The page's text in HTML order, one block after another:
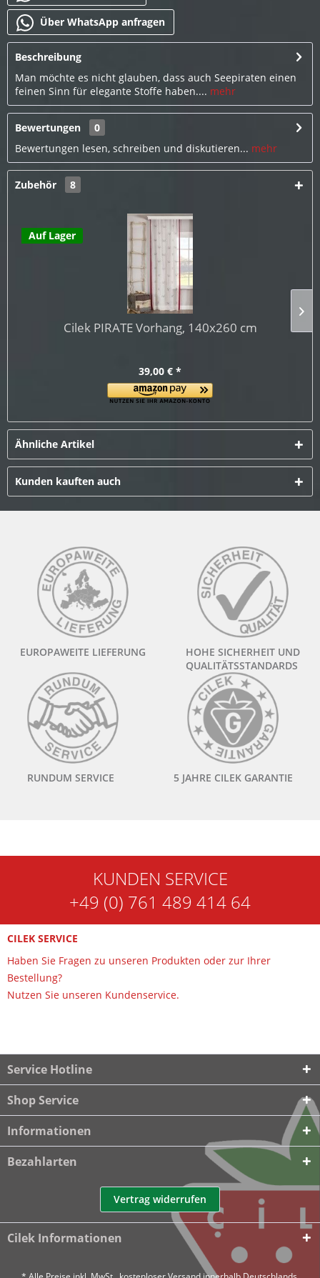
Über WhatsApp anfragen
Beschreibung
Man möchte es nicht glauben, dass auch Seepiraten einen
feinen Sinn für elegante Stoffe haben.... mehr
Bewertungen
0
Bewertungen lesen, schreiben und diskutieren... mehr
Zubehör 8
Auf Lager
Cilek PIRATE Vorhang, 140x260 cm
39,00 € *
Ähnliche Artikel
Kunden kauften auch
EUROPAWEITE LIEFERUNG
HOHE SICHERHEIT UND
QUALITÄTSSTANDARDS
RUNDUM SERVICE 5 JAHRE CILEK GARANTIE
KUNDEN SERVICE
+49 (0) 761 489 414 64
CILEK SERVICE
Haben Sie Fragen zu unseren Produkten oder zur Ihrer
Bestellung?
Nutzen Sie unseren Kundenservice.
Service Hotline
Shop Service
Informationen
Bezahlarten
Vertrag widerrufen
Cilek Informationen